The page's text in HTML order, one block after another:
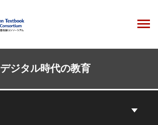
デジタル時代の教育